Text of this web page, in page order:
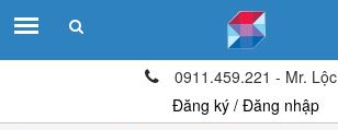
0911.459.221 - Mr. Lộc
Đăng ký / Đăng nhập